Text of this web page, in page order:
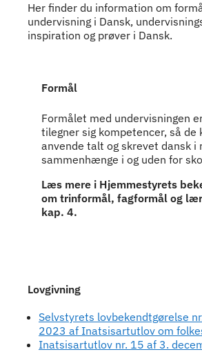
Her finder du information om
undervisning i Dansk,
inspiration og prøver i Dansk.
Formål
Formålet med undervisningen
tilegner sig kompetencer, så de
anvende talt og skrevet dansk i
sammenhænge i og uden for
Læs mere i Hjemmestyrets
om trinformål, fagformål og
kap. 4.
Lovgivning
Selvstyrets lovbekendtgørelse
2023 af Inatsisartutlov om
Inatsisartutlov nr. 15 af 3.